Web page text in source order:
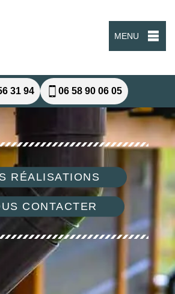
MENU
31 94 06 58 90 06 05
RÉALISATIONS
CONTACTER